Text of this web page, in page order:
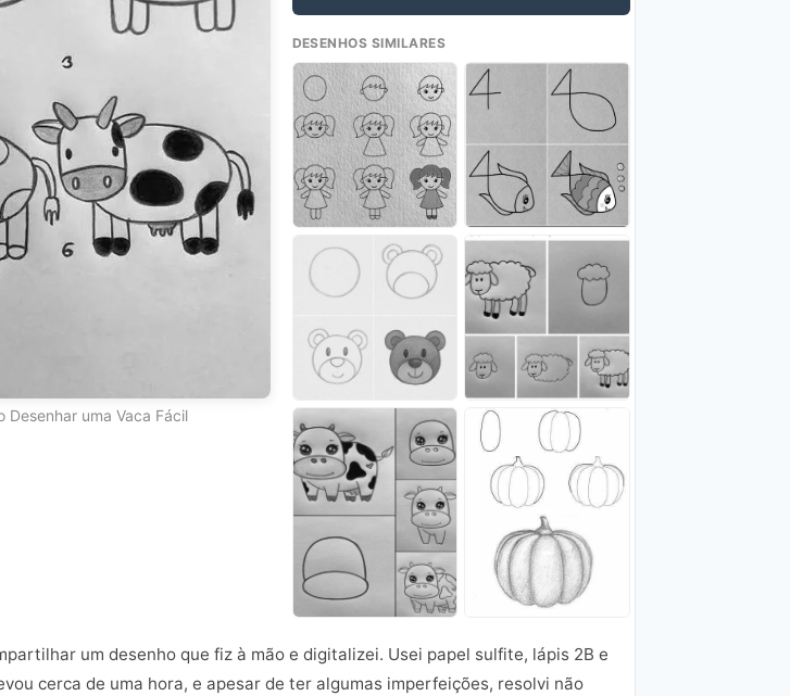
Desenhar uma Vaca Fácil
DESENHOS SIMILARES
um desenho que fiz à mão e digitalizei. Usei papel sulfite, lápis 2B e
cerca de uma hora, e apesar de ter algumas imperfeições, resolvi não